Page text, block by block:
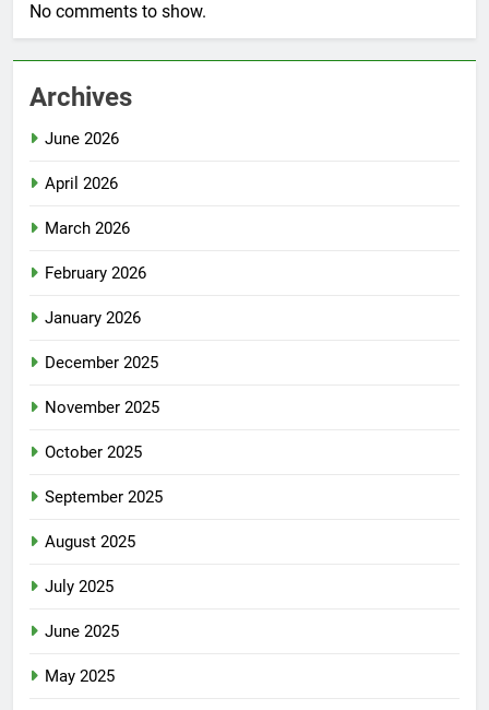
No comments to show.
Archives
June 2026
April 2026
March 2026
February 2026
January 2026
December 2025
November 2025
October 2025
September 2025
August 2025
July 2025
June 2025
May 2025